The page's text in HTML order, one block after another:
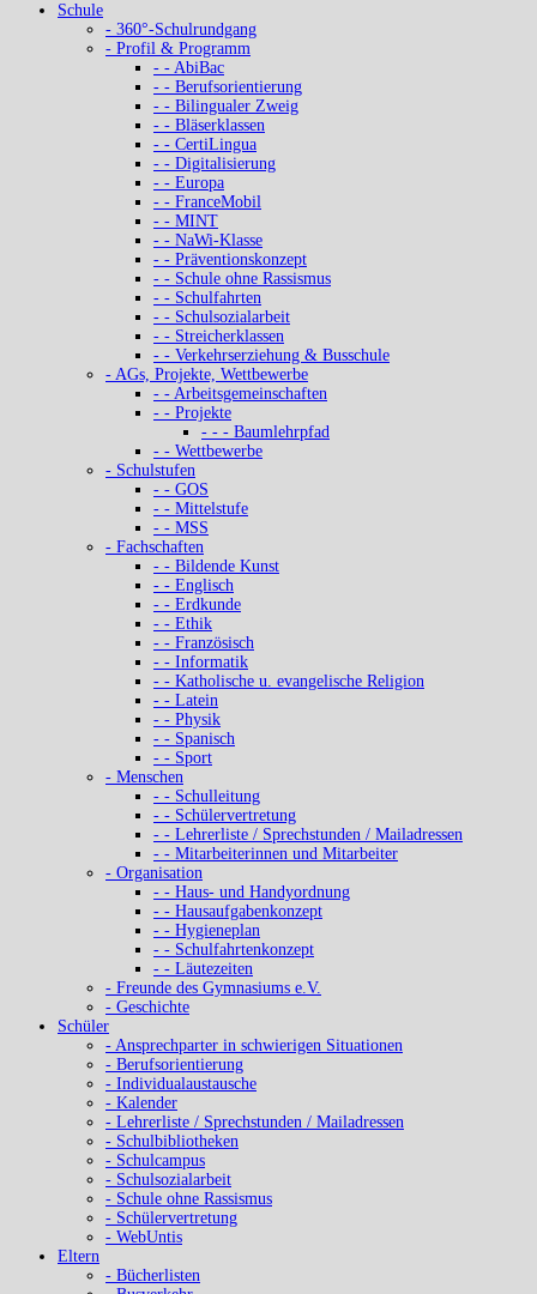
Schule
- 360°-Schulrundgang
- Profil & Programm
- - AbiBac
- - Berufsorientierung
- - Bilingualer Zweig
- - Bläserklassen
- - CertiLingua
- - Digitalisierung
- - Europa
- - FranceMobil
- - MINT
- - NaWi-Klasse
- - Präventionskonzept
- - Schule ohne Rassismus
- - Schulfahrten
- - Schulsozialarbeit
- - Streicherklassen
- - Verkehrserziehung & Busschule
- AGs, Projekte, Wettbewerbe
- - Arbeitsgemeinschaften
- - Projekte
- - - Baumlehrpfad
- - Wettbewerbe
- Schulstufen
- - GOS
- - Mittelstufe
- - MSS
- Fachschaften
- - Bildende Kunst
- - Englisch
- - Erdkunde
- - Ethik
- - Französisch
- - Informatik
- - Katholische u. evangelische Religion
- - Latein
- - Physik
- - Spanisch
- - Sport
- Menschen
- - Schulleitung
- - Schülervertretung
- - Lehrerliste / Sprechstunden / Mailadressen
- - Mitarbeiterinnen und Mitarbeiter
- Organisation
- - Haus- und Handyordnung
- - Hausaufgabenkonzept
- - Hygieneplan
- - Schulfahrtenkonzept
- - Läutezeiten
- Freunde des Gymnasiums e.V.
- Geschichte
Schüler
- Ansprechparter in schwierigen Situationen
- Berufsorientierung
- Individualaustausche
- Kalender
- Lehrerliste / Sprechstunden / Mailadressen
- Schulbibliotheken
- Schulcampus
- Schulsozialarbeit
- Schule ohne Rassismus
- Schülervertretung
- WebUntis
Eltern
- Bücherlisten